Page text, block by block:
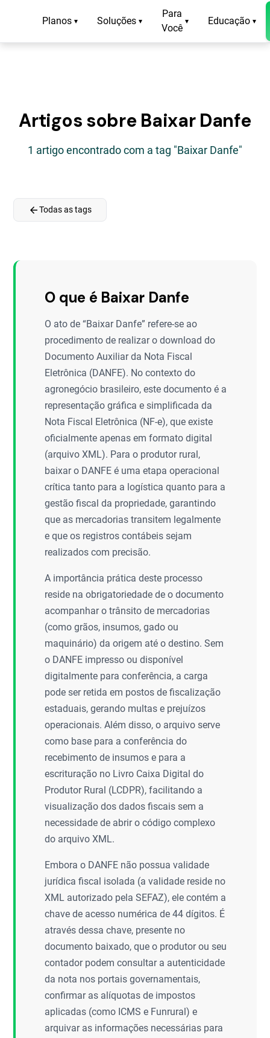
Planos ▾ Soluções ▾
Para
Você
▾ Educação ▾
Artigos sobre Baixar Danfe
1 artigo encontrado com a tag "Baixar Danfe"
arrow_backTodas as tags
O que é Baixar Danfe
O ato de “Baixar Danfe” refere-se ao
procedimento de realizar o download do
Documento Auxiliar da Nota Fiscal
Eletrônica (DANFE). No contexto do
agronegócio brasileiro, este documento é a
representação gráfica e simplificada da
Nota Fiscal Eletrônica (NF-e), que existe
oficialmente apenas em formato digital
(arquivo XML). Para o produtor rural,
baixar o DANFE é uma etapa operacional
crítica tanto para a logística quanto para a
gestão fiscal da propriedade, garantindo
que as mercadorias transitem legalmente
e que os registros contábeis sejam
realizados com precisão.
A importância prática deste processo
reside na obrigatoriedade de o documento
acompanhar o trânsito de mercadorias
(como grãos, insumos, gado ou
maquinário) da origem até o destino. Sem
o DANFE impresso ou disponível
digitalmente para conferência, a carga
pode ser retida em postos de fiscalização
estaduais, gerando multas e prejuízos
operacionais. Além disso, o arquivo serve
como base para a conferência do
recebimento de insumos e para a
escrituração no Livro Caixa Digital do
Produtor Rural (LCDPR), facilitando a
visualização dos dados fiscais sem a
necessidade de abrir o código complexo
do arquivo XML.
Embora o DANFE não possua validade
jurídica fiscal isolada (a validade reside no
XML autorizado pela SEFAZ), ele contém a
chave de acesso numérica de 44 dígitos. É
através dessa chave, presente no
documento baixado, que o produtor ou seu
contador podem consultar a autenticidade
da nota nos portais governamentais,
confirmar as alíquotas de impostos
aplicadas (como ICMS e Funrural) e
arquivar as informações necessárias para